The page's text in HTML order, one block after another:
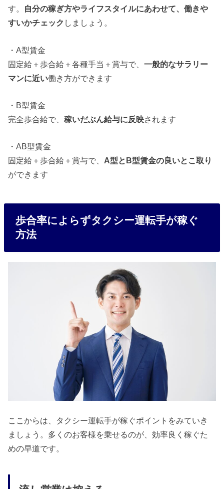
す。 自分の稼ぎ方やライフスタイルにあわせて、働きや
すいかチェック しましょう。
・A型賃金
固定給＋歩合給＋各種手当＋賞与で、一般的なサラリー
マンに近い働き方ができます
・B型賃金
完全歩合給で、稼いだぶん給与に反映されます
・AB型賃金
固定給＋歩合給＋賞与で、 A型とB型賃金の良いとこ取り
ができます
歩合率によらずタクシー運転手が稼ぐ
方法
ここからは、タクシー運転手が稼ぐポイントをみていき
ましょう。多くのお客様を乗せるのが、効率良く稼ぐた
めの早道です。